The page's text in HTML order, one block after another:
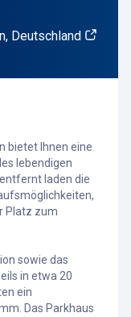
Deutschland
bietet Ihnen eine
lebendigen
laden die
Platz zum
sowie das
in etwa 20
ein
Das Parkhaus